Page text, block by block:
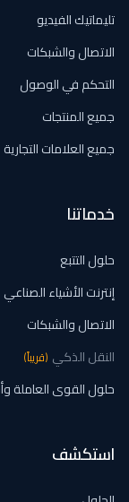
تليماتيك الفيديو
الاتصال والشبكات
التحكم في الوصول
جميع المنتجات
جميع العلامات التجارية
خدماتنا
حلول التتبع
إنترنت الأشياء الصناعي
الاتصال والشبكات
النقل الذكي (قريباً)
حلول القوى العاملة
استكشف